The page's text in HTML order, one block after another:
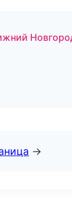
→